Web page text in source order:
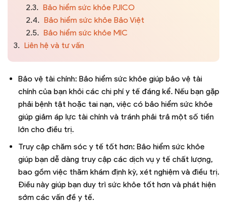
2.3. Bảo hiểm sức khỏe PJICO
2.4. Bảo hiểm sức khỏe Bảo Việt
2.5. Bảo hiểm sức khỏe MIC
3. Liên hệ và tư vấn
Bảo vệ tài chính: Bảo hiểm sức khỏe giúp bảo vệ tài
chính của bạn khỏi các chi phí y tế đáng kể. Nếu bạn gặp
phải bệnh tật hoặc tai nạn, việc có bảo hiểm sức khỏe
giúp giảm áp lực tài chính và tránh phải trả một số tiền
lớn cho điều trị.
Truy cập chăm sóc y tế tốt hơn: Bảo hiểm sức khỏe
giúp bạn dễ dàng truy cập các dịch vụ y tế chất lượng,
bao gồm việc thăm khám định kỳ, xét nghiệm và điều trị.
Điều này giúp bạn duy trì sức khỏe tốt hơn và phát hiện
sớm các vấn đề y tế.